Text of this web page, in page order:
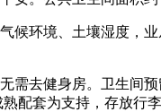
环境、土壤湿度，
去健身房。卫生间预
配套为支持，存放行